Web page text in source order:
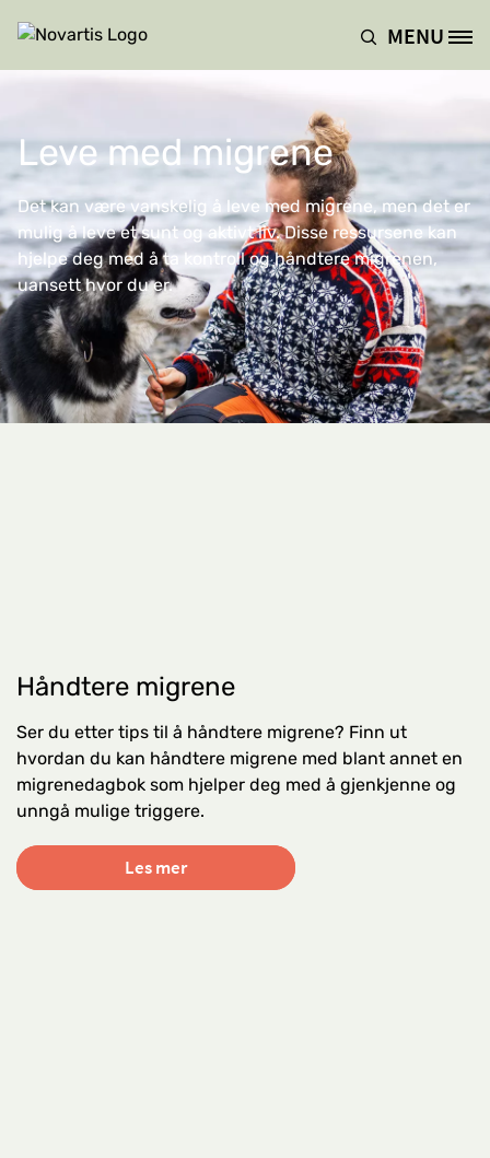
Site Logo MENU
Leve med migrene
Det kan være vanskelig å leve med migrene, men det er
mulig å leve et sunt og aktivt liv. Disse ressursene kan
hjelpe deg med å ta kontroll og håndtere migrenen,
uansett hvor du er.
Håndtere migrene
Ser du etter tips til å håndtere migrene? Finn ut
hvordan du kan håndtere migrene med blant annet en
migrenedagbok som hjelper deg med å gjenkjenne og
unngå mulige triggere.
Les mer